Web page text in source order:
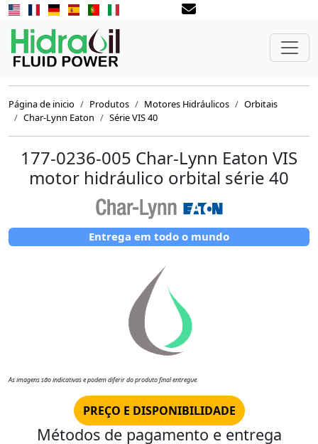
Página de inicio Produtos Motores Hidráulicos
Orbitais
Char-Lynn Eaton
Série VIS 40
177-0236-005 Char-Lynn Eaton VIS
motor hidráulico orbital série 40
Entrega em todo o mundo
As imagens são indicativas e podem diferir do produto final entregue.
PREÇO E DISPONIBILIDADE
Métodos de pagamento e entrega